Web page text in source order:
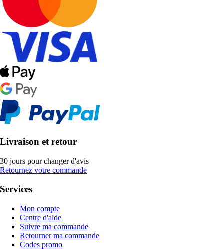
Livraison et retour
30 jours pour changer d'avis
Retournez votre commande
Services
Mon compte
Centre d'aide
Suivre ma commande
Retourner ma commande
Codes promo